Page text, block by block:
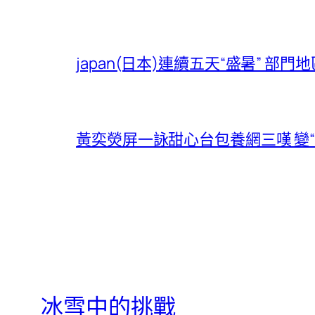
japan(日本)連續五天“盛暑” 部門
黃奕熒屏一詠甜心台包養網三嘆
冰雪中的挑戰